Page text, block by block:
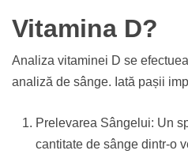
Vitamina D?
Analiza vitaminei D se
analiză de sânge. Iată pașii
Prelevarea Sângelui: Un
cantitate de sânge dintr-o